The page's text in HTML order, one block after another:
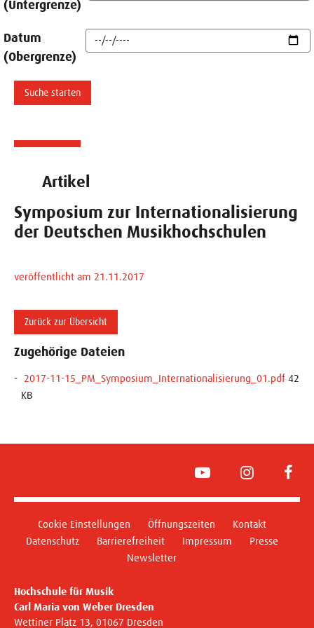
(Untergrenze)
Datum
(Obergrenze)
Artikel
Symposium zur Internationalisierung
der Deutschen Musikhochschulen
veröffentlicht am 21.11.2017
Zurück zur Übersicht
Zugehörige Dateien
2017-11-15_PM_Symposium_Internationalisierung_01.pdf 42
KB
YouTube Instagram
Cookie Einstellungen Öffnungszeiten
Kontakt
Datenschutz
Barrierefreiheit Impressum
Presse
Newsletter
Hochschule für Musik
Carl Maria von Weber Dresden
Wettiner Platz 13, 01067 Dresden